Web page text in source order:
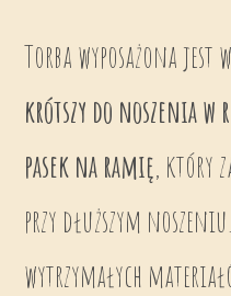
Torba wyposażona jest w
krótszy do noszenia w
pasek na ramię, który
przy dłuższym
wytrzymałych